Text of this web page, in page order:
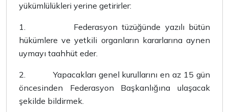
yükümlülükleri yerine getirirler:
1.
Federasyon tüzüğünde yazılı bütün
hükümlere ve yetkili organların kararlarına aynen
uymayı taahhüt eder.
2.
Yapacakları genel kurullarını en az 15 gün
öncesinden Federasyon Başkanlığına ulaşacak
şekilde bildirmek.